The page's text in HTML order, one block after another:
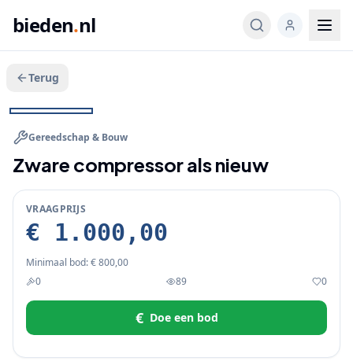
bieden.nl
Terug
Veeg voor meer
Gereedschap & Bouw
Zware compressor als nieuw
VRAAGPRIJS
€ 1.000,00
Minimaal bod:€ 800,00
0
89 0
€ Doe een bod